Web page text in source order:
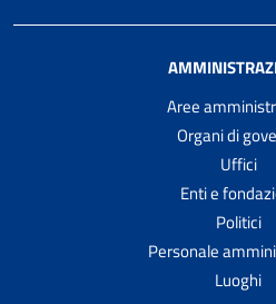
Aree
Organi di
Uffici
Enti e
Politici
Personale
Luoghi